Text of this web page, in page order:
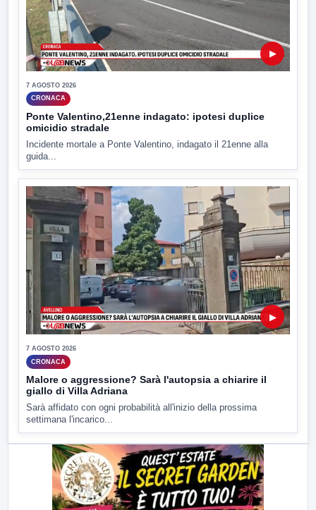
▶
7 AGOSTO 2026
CRONACA
Ponte Valentino,21enne indagato: ipotesi duplice
omicidio stradale
Incidente mortale a Ponte Valentino, indagato il 21enne alla
guida...
▶
7 AGOSTO 2026
CRONACA
Malore o aggressione? Sarà l'autopsia a chiarire il
giallo di Villa Adriana
Sarà affidato con ogni probabilità all'inizio della prossima
settimana l'incarico...